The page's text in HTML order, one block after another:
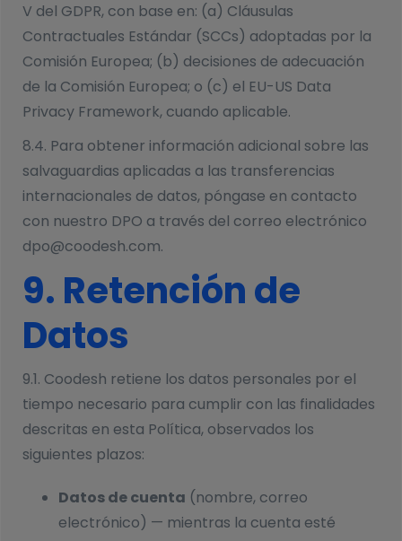
V del GDPR, con base en: (a) Cláusulas
Contractuales Estándar (SCCs) adoptadas por la
Comisión Europea; (b) decisiones de adecuación
de la Comisión Europea; o (c) el EU-US Data
Privacy Framework, cuando aplicable.
8.4. Para obtener información adicional sobre las
salvaguardias aplicadas a las transferencias
internacionales de datos, póngase en contacto
con nuestro DPO a través del correo electrónico
dpo@coodesh.com.
9. Retención de
Datos
9.1. Coodesh retiene los datos personales por el
tiempo necesario para cumplir con las finalidades
descritas en esta Política, observados los
siguientes plazos:
Datos de cuenta (nombre, correo
electrónico) — mientras la cuenta esté